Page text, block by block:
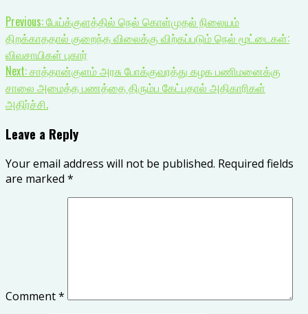
Previous:பேய்க்குளத்தில் நெல் கொள்முதல் நிலையம்
திறக்காததால் குறைந்த விலைக்கு விற்கப்படும் நெல் மூட்டைகள்:
விவசாயிகள் புகார்
Next:சாத்தான்குளம் அரசு போக்குவரத்து கழக பணிமனைக்கு
சாலை அமைத்த பணத்தை திரும்ப கேட்பதால் அதிகாரிகள்
அதிர்ச்சி.
Leave a Reply
Your email address will not be published. Required fields
are marked *
Comment*